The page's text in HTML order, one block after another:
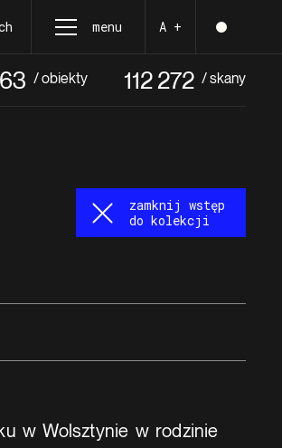
menu A +
/ obiekty 112 272 / skany
zamknij wstęp
do kolekcji
w Wolsztynie w rodzinie